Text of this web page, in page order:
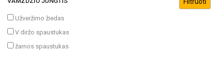
Užveržimo žiedas
V diržo spaustukas
žarnos spaustukas